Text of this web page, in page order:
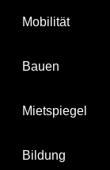
Mobilität
Bauen
Mietspiegel
Bildung